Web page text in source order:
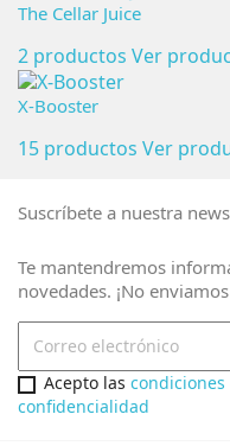
The Cellar Juice
2 productos Ver
X-Booster
15 productos Ver
Suscríbete a nuestra
Te mantendremos
novedades. ¡No
Acepto las
confidencialidad